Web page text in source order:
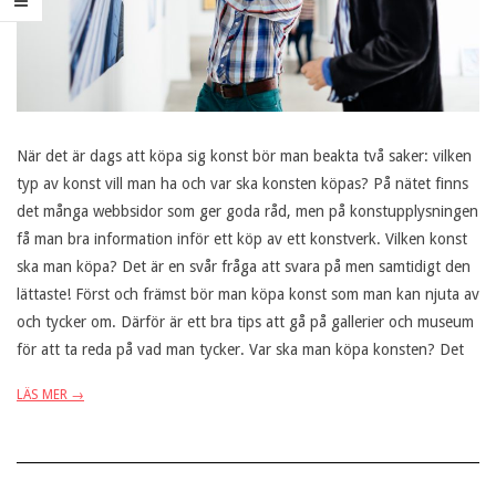
När det är dags att köpa sig konst bör man beakta två saker: vilken
typ av konst vill man ha och var ska konsten köpas? På nätet finns
det många webbsidor som ger goda råd, men på konstupplysningen
få man bra information inför ett köp av ett konstverk. Vilken konst
ska man köpa? Det är en svår fråga att svara på men samtidigt den
lättaste! Först och främst bör man köpa konst som man kan njuta av
och tycker om. Därför är ett bra tips att gå på gallerier och museum
för att ta reda på vad man tycker. Var ska man köpa konsten? Det
LÄS MER →